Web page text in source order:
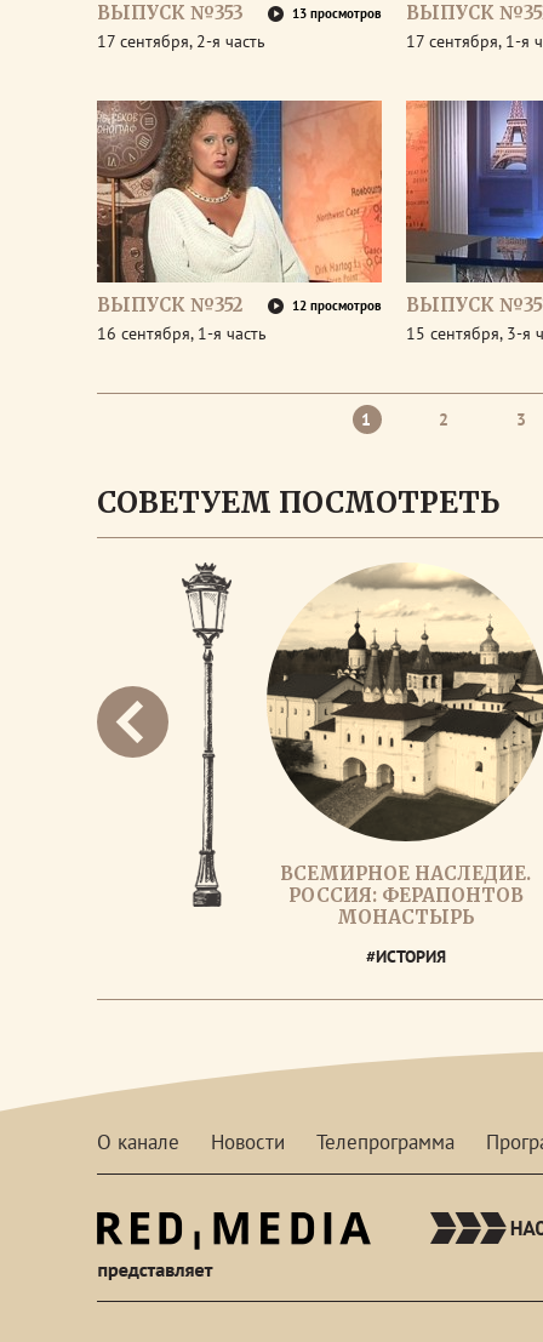
ВЫПУСК №353 13 просмотров
17 сентября, 2-я часть
ВЫПУСК
17 сентября, 1-я
ВЫПУСК №352 12 просмотров
16 сентября, 1-я часть
ВЫПУСК
15 сентября, 3-я
1 2 3
СОВЕТУЕМ ПОСМОТРЕТЬ
ВСЕМИРНОЕ НАСЛЕДИЕ.
РОССИЯ: ФЕРАПОНТОВ
МОНАСТЫРЬ
#ИСТОРИЯ
О канале Новости Телепрограмма